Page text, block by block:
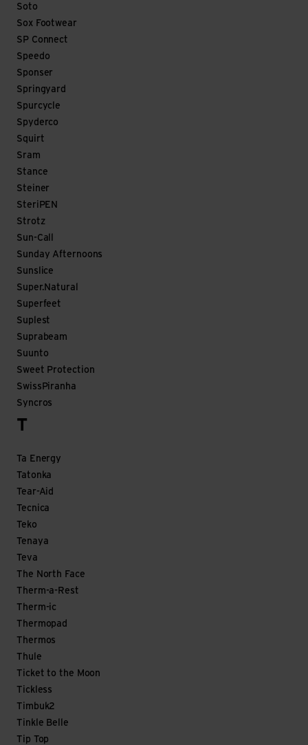
Soto
Sox Footwear
SP Connect
Speedo
Sponser
Springyard
Spurcycle
Spyderco
Squirt
Sram
Stance
Steiner
SteriPEN
Strotz
Sun-Call
Sunday Afternoons
Sunslice
Super.Natural
Superfeet
Suplest
Suprabeam
Suunto
Sweet Protection
SwissPiranha
Syncros
T
Ta Energy
Tatonka
Tear-Aid
Tecnica
Teko
Tenaya
Teva
The North Face
Therm-a-Rest
Therm-ic
Thermopad
Thermos
Thule
Ticket to the Moon
Tickless
Timbuk2
Tinkle Belle
Tip Top